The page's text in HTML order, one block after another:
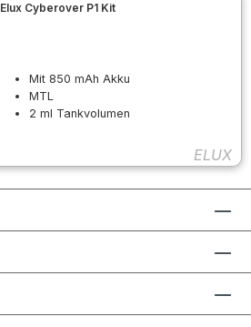
Elux Cyberover P1 Kit
Mit 850 mAh Akku
MTL
2 ml Tankvolumen
ELUX